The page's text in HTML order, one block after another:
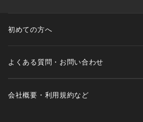
初めての方へ
よくある質問・お問い合わせ
会社概要・利用規約など